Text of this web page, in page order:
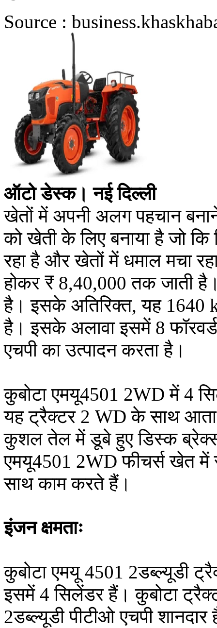
Source :
ऑटो डेस्क। नई दिल्ली
खेतों में अपनी अलग पहचान
को खेती के लिए बनाया है जो
रहा है और खेतों में धमाल मचा
होकर ₹ 8,40,000 तक जाती
है। इसके अतिरिक्त, यह 1640
है। इसके अलावा इसमें 8
एचपी का उत्पादन करता है।
कुबोटा एमयू4501 2WD में 4
यह ट्रैक्टर 2 WD के साथ
कुशल तेल में डूबे हुए डिस्क
एमयू4501 2WD फीचर्स खेत में
साथ काम करते हैं।
इंजन क्षमताः
कुबोटा एमयू 4501 2डब्ल्यूडी
इसमें 4 सिलेंडर हैं। कुबोटा
2डब्ल्यूडी पीटीओ एचपी